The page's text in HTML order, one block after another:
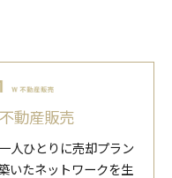
動産販売
人ひとりに売却プラン
いたネットワークを生